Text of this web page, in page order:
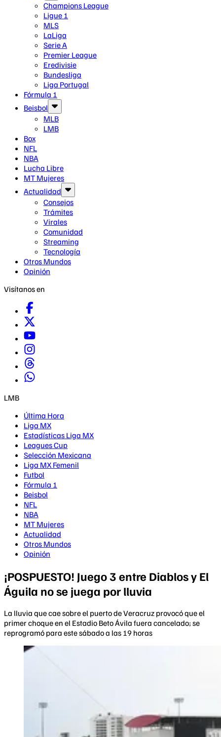
Champions League
Ligue 1
MLS
LaLiga
Serie A
Premier League
Eredivisie
Bundesliga
Liga Portugal
Fórmula 1
Beisbol
MLB
LMB
Box
NFL
NBA
Lucha Libre
MT Mujeres
Actualidad
Consejos
Trámites
Virales
Comunidad
Streaming
Tecnología
Otros Mundos
Opinión
Visítanos en
LMB
Última Hora
Liga MX
Estadísticas Liga MX
Leagues Cup
Selección Mexicana
Liga MX Femenil
Futbol
Fórmula 1
Beisbol
NFL
NBA
MT Mujeres
Actualidad
Otros Mundos
Opinión
¡POSPUESTO! Juego 3 entre Diablos y El
Águila no se juega por lluvia
La lluvia que cae sobre el puerto de Veracruz provocó que el
primer choque en el Estadio Beto Ávila fuera cancelado; se
reprogramó para este sábado a las 19 horas